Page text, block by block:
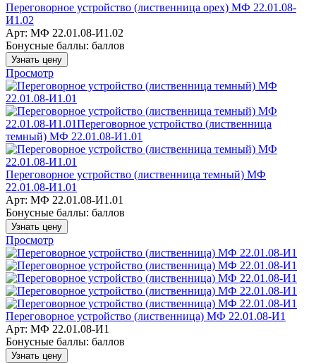
Переговорное устройство (лиственница орех) МФ 22.01.08-
И1.02
Арт: МФ 22.01.08-И1.02
Бонусные баллы: баллов
Узнать цену
Просмотр
Переговорное устройство (лиственница темный) МФ
22.01.08-И1.01
Арт: МФ 22.01.08-И1.01
Бонусные баллы: баллов
Узнать цену
Просмотр
Переговорное устройство (лиственница) МФ 22.01.08-И1
Арт: МФ 22.01.08-И1
Бонусные баллы: баллов
Узнать цену